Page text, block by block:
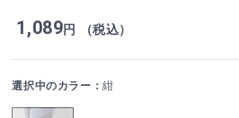
1,089円 （税込）
選択中のカラー：紺